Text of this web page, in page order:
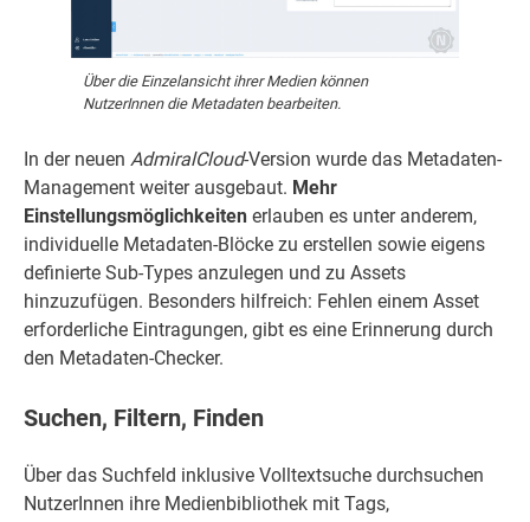
Über die Einzelansicht ihrer Medien können
NutzerInnen die Metadaten bearbeiten.
In der neuen AdmiralCloud-Version wurde das Metadaten-
Management weiter ausgebaut. Mehr
Einstellungsmöglichkeiten erlauben es unter anderem,
individuelle Metadaten-Blöcke zu erstellen sowie eigens
definierte Sub-Types anzulegen und zu Assets
hinzuzufügen. Besonders hilfreich: Fehlen einem Asset
erforderliche Eintragungen, gibt es eine Erinnerung durch
den Metadaten-Checker.
Suchen, Filtern, Finden
Über das Suchfeld inklusive Volltextsuche durchsuchen
NutzerInnen ihre Medienbibliothek mit Tags,